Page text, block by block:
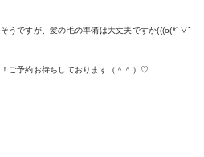
うですが、髪の毛の準備は大丈夫ですか(((o(*ﾟ▽ﾟ
ご予約お待ちしております（＾＾）♡